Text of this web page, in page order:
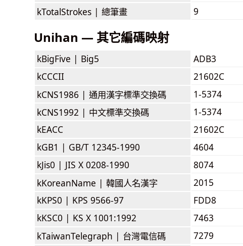
kTotalStrokes | 總筆畫 9
Unihan — 其它編碼映射
kBigFive | Big5
ADB3
kCCCII
21602C
kCNS1986 | 通用漢字標準交換碼
1-5374
kCNS1992 | 中文標準交換碼
1-5374
kEACC
21602C
kGB1 | GB/T 12345-1990
4604
kJis0 | JIS X 0208-1990
8074
kKoreanName | 韓國人名漢字
2015
kKPS0 | KPS 9566-97
FDD8
kKSC0 | KS X 1001:1992
7463
kTaiwanTelegraph | 台灣電信碼
7279